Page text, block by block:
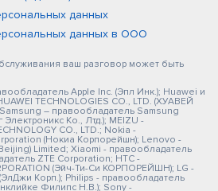
данных
данных в ООО
ваш разговор может быть
Apple Inc. (Эпл Инк.); Huawei и
TECHNOLOGIES CO., LTD. (ХУАВЕЙ
– правообладатель Samsung
Ко., Лтд.); MEIZU -
CO., LTD.; Nokia -
(Нокиа Корпорейшн); Lenovo -
Limited; Xiaomi - правообладатель
ZTE Corporation; HTC -
(Эйч-Ти-Си КОРПОРЕЙШН); LG -
Корп.); Philips - правообладатель
Филипс Н.В.); Sony -